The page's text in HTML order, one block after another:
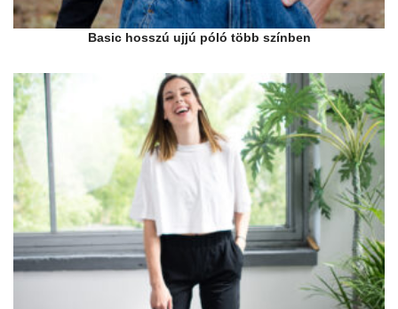
Basic hosszú ujjú póló több színben